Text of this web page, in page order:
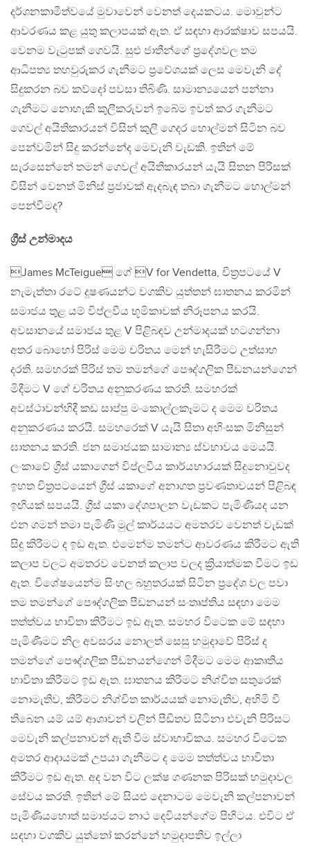
දර්ශනකාමීත්වයේ මුවාවෙන් වෙනත් දෙයකටය. මොවුන්ට
ආවරණය කළ යුතු කලාපයක් ඇත. ඒ සඳහා ආරක්ෂාව සපයයි.
වෙනම වැටුපක් ගෙවයි. සුළු ජාතීන්ගේ ප්‍රදේශවල තම
ආධිපත්‍ය තහවුරුකර ගැනීමට ප්‍රවේශයක් ලෙස මෙවැනි දේ
සිදුකරන බව කව්දෝ පවසා තිබිණි. සාමාන්‍යයෙන් පන්නා
ගැනීමට නොහැකි කුලීකරුවන් ඉබේම ඉවත් කර ගැනීමට
ගෙවල් අයිතිකාරයන් විසින් කුලී ගෙදර හොල්මන් සිටින බව
පෙන්වමින් සිදු කරන්නේද මෙවැනි වැඩකි. ඉතින් මේ
සැරසෙන්නේ තමන් ගෙවල් අයිතිකාරයන් යැයි සිතන පිරිසක්
විසින් වෙනත් මිනිස් ප්‍රජාවක් ඇදබැඳ තබා ගැනීමට හොල්මන්
පෙන්වීමද?
ග්‍රීස් උන්මාදය
James McTeigue ගේ V for Vendetta, චිත්‍රපටයේ V
නැමැත්තා රටේ දූෂණයන්ට වගකිව යුත්තන් ඝාතනය කරමින්
සමාජය තුළ යම් විප්ලවීය භූමිකාවක් නිරූපනය කරයි.
අවසානයේ සමාජය තුළ V පිළිබඳව උන්මාදයක් හටගන්නා
අතර බොහෝ පිරිස් මෙම චරිතය මෙන් හැසිරීමට උත්සාහ
දරති. සමහරක් පිරිස් තම තමන්ගේ පෞද්ගලික පීඩනයන්ගෙන්
මිදීමට V ගේ චරිතය අනුකරණය කරති. සමහරක්
අවස්ථාවන්හිදී කඩ සාප්පු මංකොල්ලකෑමට ද මෙම චරිතය
අනුකරණය කරයි. සමහරෙක් V යැයි සිතා අහිංසක මිනිසුන්
ඝාතනය කරති. ජන සමාජයක සාමාන්‍ය ස්වභාවය මෙයයි.
ලංකාවේ ග්‍රීස් යකාගෙන් විප්ලවීය කාර්යභාරයක් සිදුනොවුවද
ඉහත චිත්‍රපටයෙන් ග්‍රීස් යකාගේ අනාගත ප්‍රවණතාවයන් පිළිබඳ
ඉඟියක් සපයයි. ග්‍රීස් යකා දේශපාලන වැඩකට පැමිණියද යන
එන ගමන් තමා පැමිණි මුල් කාර්යයට අමතරව වෙනත් වැඩක්
සිදු කිරීමට ද ඉඩ ඇත. එමෙන්ම තමන්ට ආවරණය කිරීමට ඇති
කලාප වලට අමතරව වෙනත් කලාප වලද ක්‍රියාත්මක වීමට ඉඩ
ඇත. විශේෂයෙන්ම සිංහල බහුතරයක් සිටින ප්‍රදේශ වල පවා
තම තමන්ගේ පෞද්ගලික පීඩනයන් සංතෘප්තිය සඳහා මෙම
තත්ත්වය භාවිතා කිරීමට ඉඩ ඇත. සමහර විටෙක මේ සඳහා
පැමිණීමට නිල අවසරය නොලත් සෙසු හමුදාවේ පිරිස් ද
තමන්ගේ පෞද්ගලික පීඩනයන්ගෙන් මිදීමට මෙම ආකෘතිය
භාවිතා කිරීමට ඉඩ ඇත. ඝාතනය කිරීමට නිශ්චිත සතුරෙක්
නොමැතිව, කිරීමට නිශ්චිත කාර්යයක් නොමැතිව, අහිමි වී
තිබෙන යම් යම් ආශාවන් වලින් පීඩිතව සිටිනා එවැනි පිරිසට
මෙවැනි කල්පනාවන් ඇති වීම ස්වාභාවිකය. සමහර විටෙක
අමතර ආදායමක් උපයා ගැනීමට ද මෙම තත්ත්වය භාවිතා
කිරීමට ඉඩ ඇත. අද වන විට ලක්ෂ ගණනක පිරිසක් හමුදාවල
සේවය කරති. ඉතින් මේ සියළු දෙනාටම මෙවැනි කල්පනාවන්
පැමිණියහොත් සමාජයට නාථ දෙවියන්ගේම පිහිටය. එවිට ඒ
සඳහා වගකිව යුත්තෝ කරන්නේ හමුදාපතිව ඉල්ලා